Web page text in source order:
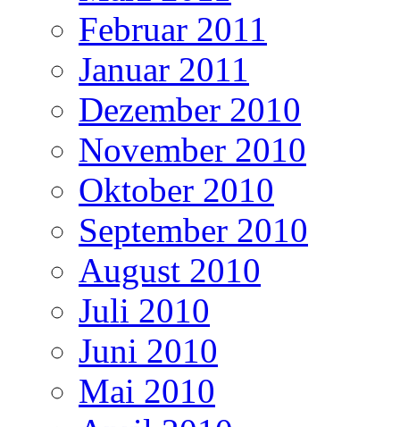
Februar 2011
Januar 2011
Dezember 2010
November 2010
Oktober 2010
September 2010
August 2010
Juli 2010
Juni 2010
Mai 2010